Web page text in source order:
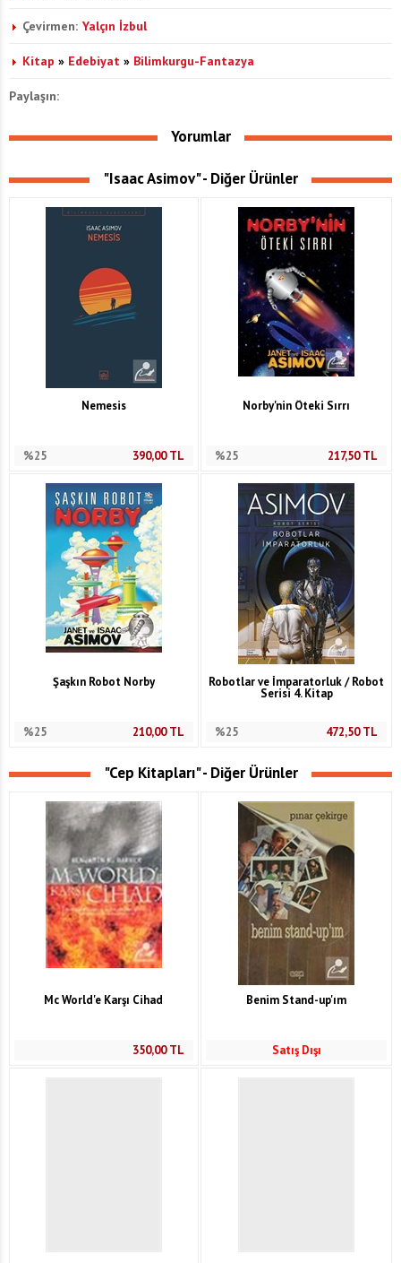
Çevirmen: Yalçın İzbul
Kitap » Edebiyat » Bilimkurgu-Fantazya
Paylaşın:
Yorumlar
"Isaac Asimov" - Diğer Ürünler
Nemesis
%25 390,00TL
Norby'nin Öteki Sırrı
%25 217,50TL
Şaşkın Robot Norby
%25 210,00TL
Robotlar ve İmparatorluk / Robot
Serisi 4. Kitap
%25 472,50TL
"Cep Kitapları" - Diğer Ürünler
Mc World'e Karşı Cihad
350,00TL
Benim Stand-up'ım
Satış Dışı